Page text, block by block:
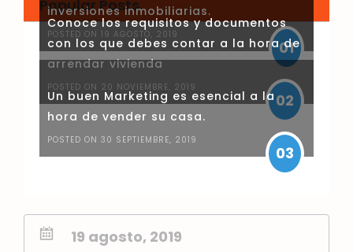
Popular Posts
inversiones inmobiliarias.
POSTED ON 19 AGOSTO, 2019
01
Conoce los requisitos y documentos
con los que debes contar a la hora de
arrendar vivienda
POSTED ON 20 NOVIEMBRE, 2019
02
Un buen Marketing es esencial a la
hora de vender su casa.
POSTED ON 30 SEPTIEMBRE, 2019
03
19 agosto, 2019